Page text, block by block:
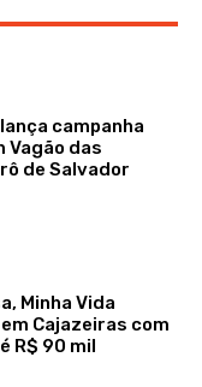
campanha
Vagão das
de Salvador
Minha Vida
Cajazeiras com
R$ 90 mil